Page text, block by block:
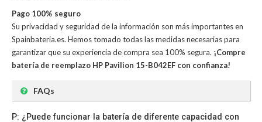
Pago 100% seguro
Su privacidad y seguridad de la información son más importantes en
Spainbateria.es. Hemos tomado todas las medidas necesarias para
garantizar que su experiencia de compra sea 100% segura. ¡Compre
batería de reemplazo HP Pavilion 15-B042EF con confianza!
FAQs
P: ¿Puede funcionar la batería de diferente capacidad con